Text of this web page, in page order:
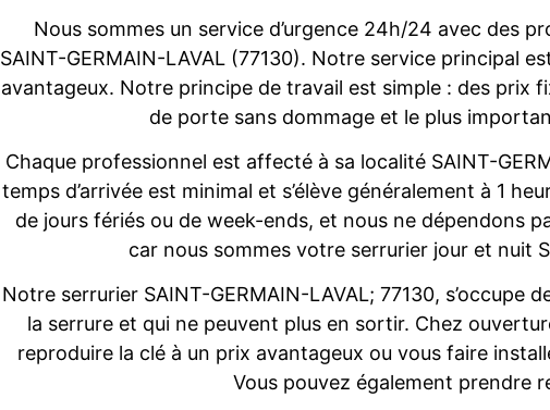
Nous sommes un service d’urgence 24h/24 avec des
SAINT-GERMAIN-LAVAL (77130). Notre service principal
avantageux. Notre principe de travail est simple : des prix
de porte sans dommage et le plus
Chaque professionnel est affecté à sa localité SAINT-
temps d’arrivée est minimal et s’élève généralement à 1
de jours fériés ou de week-ends, et nous ne dépendons
car nous sommes votre serrurier jour et nuit
Notre serrurier SAINT-GERMAIN-LAVAL; 77130, s’occupe
la serrure et qui ne peuvent plus en sortir. Chez
reproduire la clé à un prix avantageux ou vous faire
Vous pouvez également prendre